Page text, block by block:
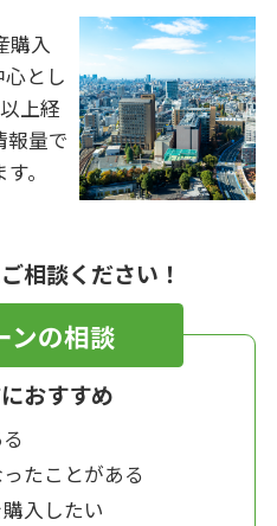
購入
とし
上経
報量で
。
相談ください！
ンの相談
おすすめ
たことがある
入したい